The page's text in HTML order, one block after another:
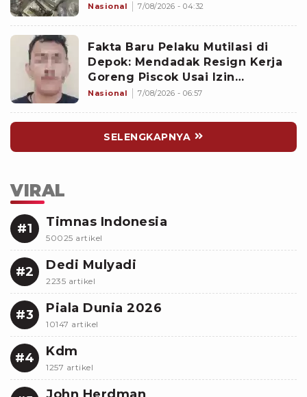
Sejak 2020
Nasional 7/08/2026 - 04:32
Fakta Baru Pelaku Mutilasi di
Depok: Mendadak Resign Kerja
Goreng Piscok Usai Izin
Interview di Mal
Nasional 7/08/2026 - 06:57
SELENGKAPNYA
VIRAL
#1 Timnas Indonesia
50025 artikel
#2 Dedi Mulyadi
2235 artikel
#3 Piala Dunia 2026
10147 artikel
#4 Kdm
1257 artikel